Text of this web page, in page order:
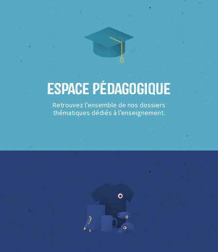
Espace Pédagogique
Retrouvez l’ensemble de nos dossiers
thématiques dédiés à l’enseignement.